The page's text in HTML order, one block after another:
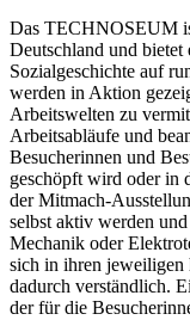
Das TECHNOSEUM
Deutschland und bietet
Sozialgeschichte auf
werden in Aktion
Arbeitswelten zu
Arbeitsabläufe und
Besucherinnen und
geschöpft wird oder in
der Mitmach-
selbst aktiv werden
Mechanik oder
sich in ihren jeweiligen
dadurch verständlich.
der für die